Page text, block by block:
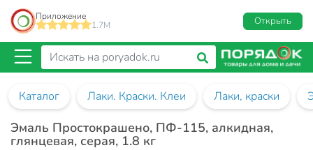
Приложение
1.7M
Открыть
Каталог Лаки. Краски. Клеи Лаки, краски
Эмаль Простокрашено, ПФ-115, алкидная,
глянцевая, серая, 1.8 кг